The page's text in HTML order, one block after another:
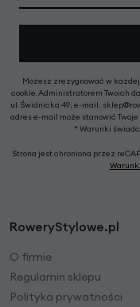
Możesz zrezygnować w
cookie. Administratorem Twoich
ul. Świdnicka 49; e-mail:
adres e-mail może stanowić
* Warunki
Strona jest chroniona przez
RoweryStylowe.pl
O firmie
Regulamin sklepu
Polityka prywatności